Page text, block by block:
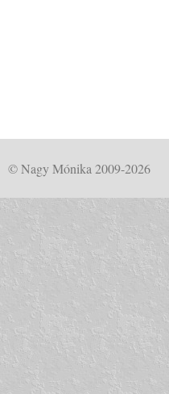
© Nagy Mónika 2009-2026